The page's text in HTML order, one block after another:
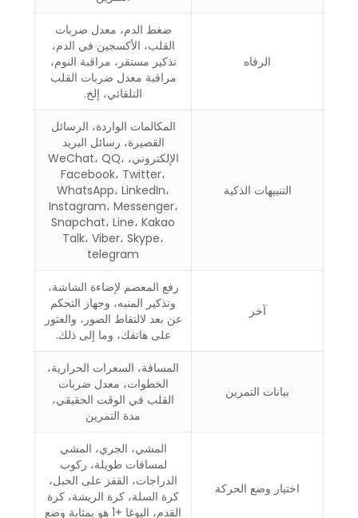
الرفاه
ضغط الدم، معدل ضربات
القلب، الأكسجين في الدم،
تذكير مستقر، مراقبة النوم،
مراقبة معدل ضربات القلب
التلقائي، إلخ.
التنبيهات الذكية
المكالمات الواردة، الرسائل
القصيرة، رسائل البريد
الإلكتروني، WeChat، QQ،
Facebook، Twitter،
WhatsApp، LinkedIn،
Instagram، Messenger،
Snapchat، Line، Kakao
Talk، Viber، Skype،
telegram
آخر
رفع المعصم لإضاءة الشاشة،
وتذكير المنبه، وجهاز التحكم
عن بعد لالتقاط الصور، والعثور
على هاتفك، وما إلى ذلك.
بيانات التمرين
المسافة، السعرات الحرارية،
الخطوات، معدل ضربات
القلب في الوقت الحقيقي،
مدة التمرين
اختيار وضع الحركة
المشي، الجري، المشي
لمسافات طويلة، ركوب
الدراجات، القفز على الحبل،
كرة السلة، كرة الريشة، كرة
القدم، اليوغا +1 هو بمثابة وضع